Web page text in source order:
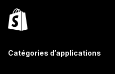
Catégories d’applications